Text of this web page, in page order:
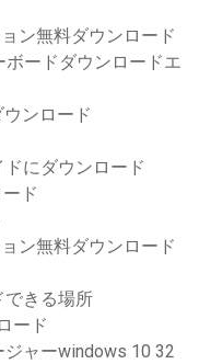
ン無料ダウンロード
ードダウンロードエ
ンロード
にダウンロード
ド
ン無料ダウンロード
できる場所
ード
ャーwindows 10 32